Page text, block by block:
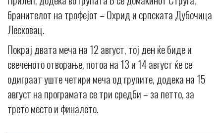
бранителот на трофејот – Охрид и српската Дубочица
Лесковац.
Покрај двата меча на 12 август, тој ден ќе биде и
свеченото отворање, потоа на 13 и 14 август ќе се
одиграат уште четири меча од групите, додека на 15
август на програмата се три средби – за петто, за
трето место и финалето.